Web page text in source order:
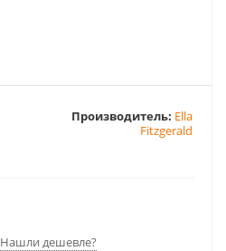
Производитель: Ella
Fitzgerald
Нашли дешевле?